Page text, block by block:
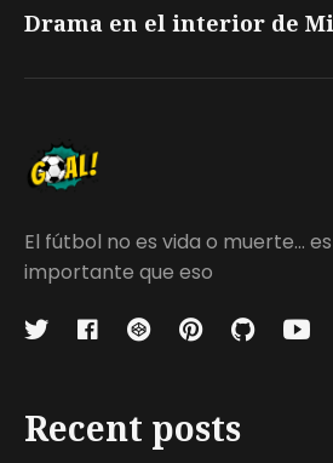
Drama en el interior de
El fútbol no es vida o muerte...
importante que eso
Recent posts